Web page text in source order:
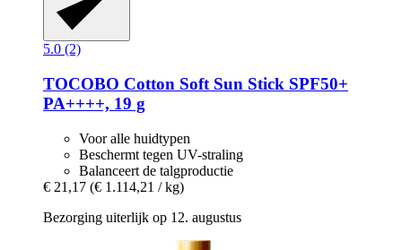
5.0 (2)
TOCOBO Cotton Soft Sun Stick SPF50+
PA++++, 19 g
Voor alle huidtypen
Beschermt tegen UV-straling
Balanceert de talgproductie
€ 21,17 (€ 1.114,21 / kg)
Bezorging uiterlijk op 12. augustus